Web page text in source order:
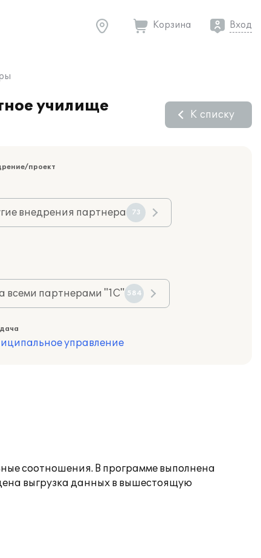
Корзина Вход
училище
К списку
проект
внедрения партнера 73
всеми партнерами "1С" 584
управление
соотношения. В программе выполнена
выгрузка данных в вышестоящую